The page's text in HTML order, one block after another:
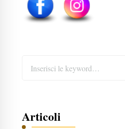
Articoli